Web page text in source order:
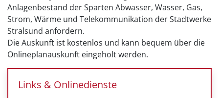
Anlagenbestand der Sparten Abwasser, Wasser, Gas,
Strom, Wärme und Telekommunikation der Stadtwerke
Stralsund anfordern.
Die Auskunft ist kostenlos und kann bequem über die
Onlineplanauskunft eingeholt werden.
Links & Onlinedienste